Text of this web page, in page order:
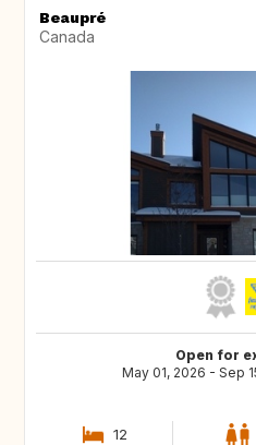
Beaupré
Canada
Open for
May 01, 2026 - Sep
12